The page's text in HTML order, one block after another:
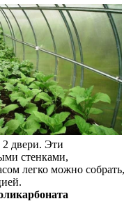
двери. Эти
стенками,
легко можно собрать,